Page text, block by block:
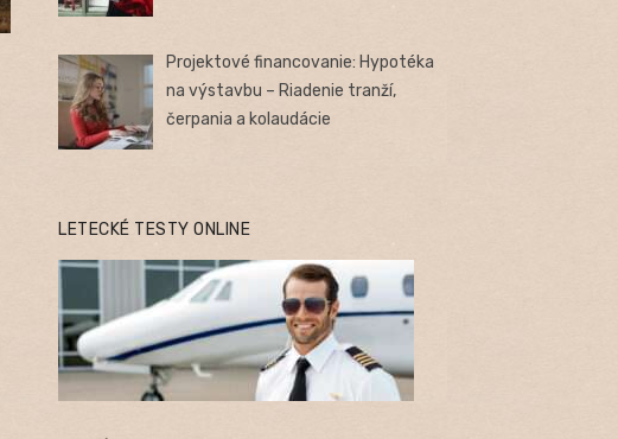
Projektové financovanie: Hypotéka
na výstavbu – Riadenie tranží,
čerpania a kolaudácie
LETECKÉ TESTY ONLINE